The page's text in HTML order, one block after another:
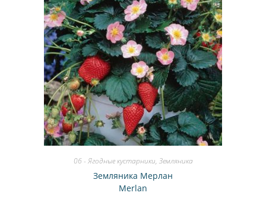
06 - Ягодные кустарники, Земляника
Земляника Мерлан
Merlan